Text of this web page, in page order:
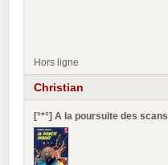
Hors ligne
Christian
[°*°] A la poursuite des scans